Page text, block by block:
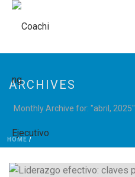
ARCHIVES
Monthly Archive for: "abril, 2025"
HOME /